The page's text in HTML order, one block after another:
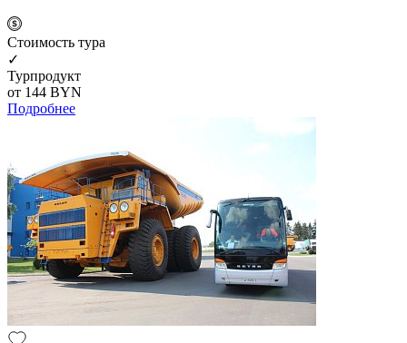
Cтоимость тура
✓
Турпродукт
от 144 BYN
Подробнее